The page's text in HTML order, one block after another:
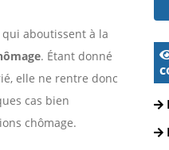
aboutissent à la
. Étant donné
elle ne rentre donc
cas bien
chômage.